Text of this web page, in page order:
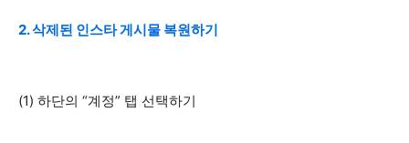
2. 삭제된 인스타 게시물 복원하기
(1) 하단의 “계정” 탭 선택하기